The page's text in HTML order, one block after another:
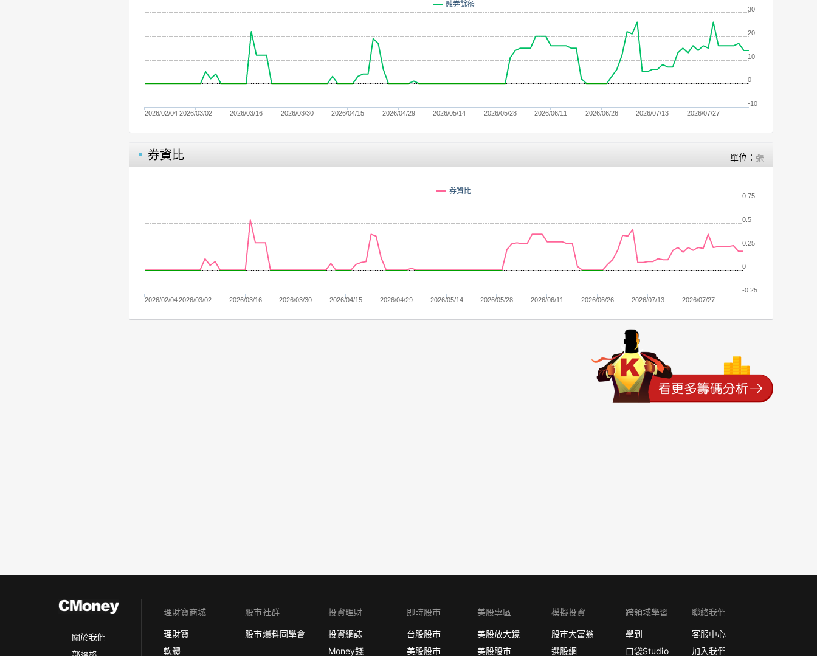
融券餘額
2026/02/04 2026/03/02 2026/03/16 2026/03/30 2026/04/15 2026/04/29 2026/05/14 2026/05/28 2026/06/11 2026/06/26 2026/07/13 2026/07/27
-10
0
10
20
30
券資比 單位： 張
券資比
2026/02/042026/03/02 2026/03/16 2026/03/30 2026/04/15 2026/04/29 2026/05/14 2026/05/28 2026/06/11 2026/06/26 2026/07/13 2026/07/27
0
-0.25
0.25
0.5
0.75
關於我們
部落格
理財寶商城
理財寶
軟體
股市社群
股市爆料同學會
投資理財
投資網誌
Money錢
即時股市
台股股市
美股股市
美股專區
美股放大鏡
美股股市
模擬投資
股市大富翁
選股網
跨領域學習
學到
口袋Studio
聯絡我們
客服中心
加入我們